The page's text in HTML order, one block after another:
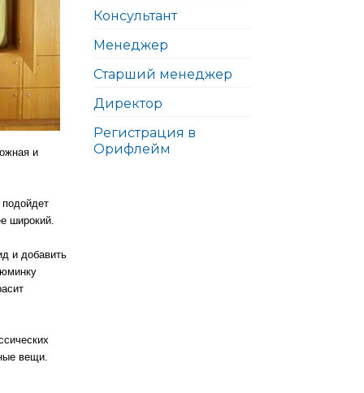
и
широкий.
и добавить
вещи.
Консультант
Менеджер
Старший менеджер
Директор
Регистрация в
Орифлейм